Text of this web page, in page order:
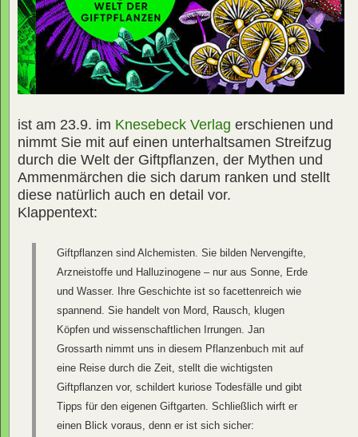
ist am 23.9. im Knesebeck Verlag erschienen und
nimmt Sie mit auf einen unterhaltsamen Streifzug
durch die Welt der Giftpflanzen, der Mythen und
Ammenmärchen die sich darum ranken und stellt
diese natürlich auch en detail vor.
Klappentext:
Giftpflanzen sind Alchemisten. Sie bilden Nervengifte,
Arzneistoffe und Halluzinogene – nur aus Sonne, Erde
und Wasser. Ihre Geschichte ist so facettenreich wie
spannend. Sie handelt von Mord, Rausch, klugen
Köpfen und wissenschaftlichen Irrungen. Jan
Grossarth nimmt uns in diesem Pflanzenbuch mit auf
eine Reise durch die Zeit, stellt die wichtigsten
Giftpflanzen vor, schildert kuriose Todesfälle und gibt
Tipps für den eigenen Giftgarten. Schließlich wirft er
einen Blick voraus, denn er ist sich sicher: